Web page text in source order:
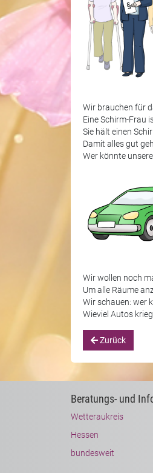
Wir brauchen für
Eine Schirm-Frau
Sie hält einen
Damit alles gut
Wer könnte
Wir wollen noch
Um alle Räume
Wir schauen: wer
Wieviel Autos
Zurück
Beratungs- und
Wetteraukreis
Hessen
bundesweit